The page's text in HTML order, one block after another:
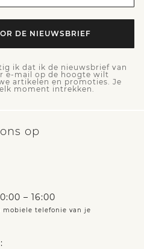
DE NIEUWSBRIEF
ik dat ik de nieuwsbrief van
e-mail op de hoogte wilt
artikelen en promoties. Je
moment intrekken.
op
– 16:00
mobiele telefonie van je